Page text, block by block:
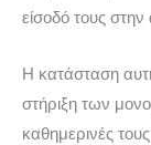
είσοδό τους
Η κατάσταση
στήριξη των
καθημερινές